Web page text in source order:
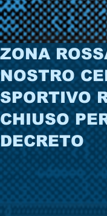
ZONA
NOSTRO
SPORTIVO
CHIUSO
DECRETO